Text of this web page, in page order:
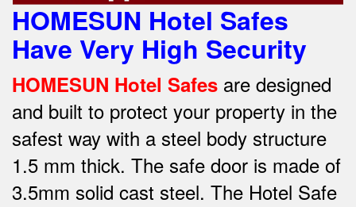
HOMESUN Hotel Safes
Have Very High Security
HOMESUN Hotel Safes are designed
and built to protect your property in the
safest way with a steel body structure
1.5 mm thick. The safe door is made of
3.5mm solid cast steel. The Hotel Safe